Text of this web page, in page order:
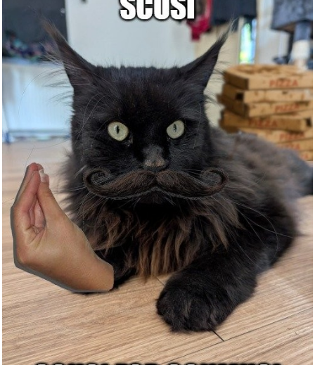
Ameisenköderdose für...
Anzeige
TECKNET Mauspad, 280 x 210
mm ...